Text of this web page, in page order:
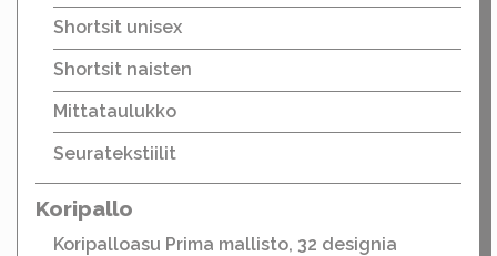
Shortsit unisex
Shortsit naisten
Mittataulukko
Seuratekstiilit
Koripallo
Koripalloasu Prima mallisto, 32 designia